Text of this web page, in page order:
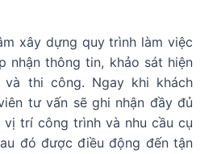
xây dựng quy trình làm việc
nhận thông tin, khảo sát hiện
thi công. Ngay khi khách
tư vấn sẽ ghi nhận đầy đủ
vị trí công trình và nhu cầu cụ
đó được điều động đến tận